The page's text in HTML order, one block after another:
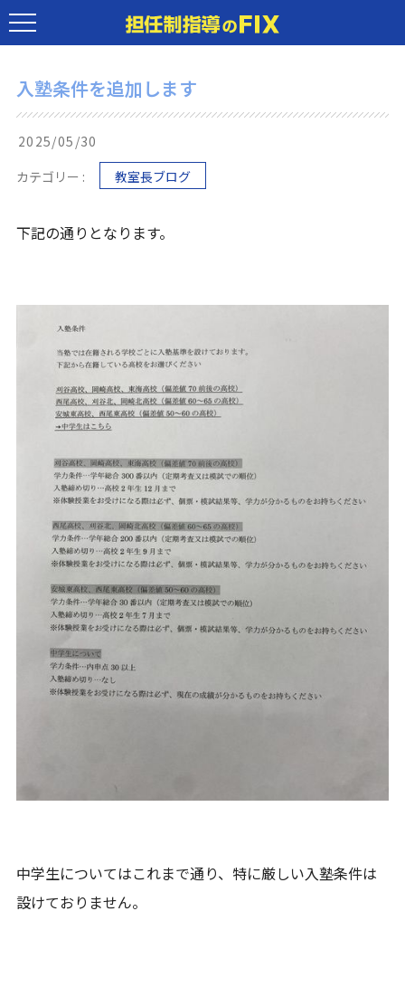
入塾条件を追加します
2025/05/30
カテゴリー :
教室長ブログ
下記の通りとなります。
中学生についてはこれまで通り、特に厳しい入塾条件は
設けておりません。